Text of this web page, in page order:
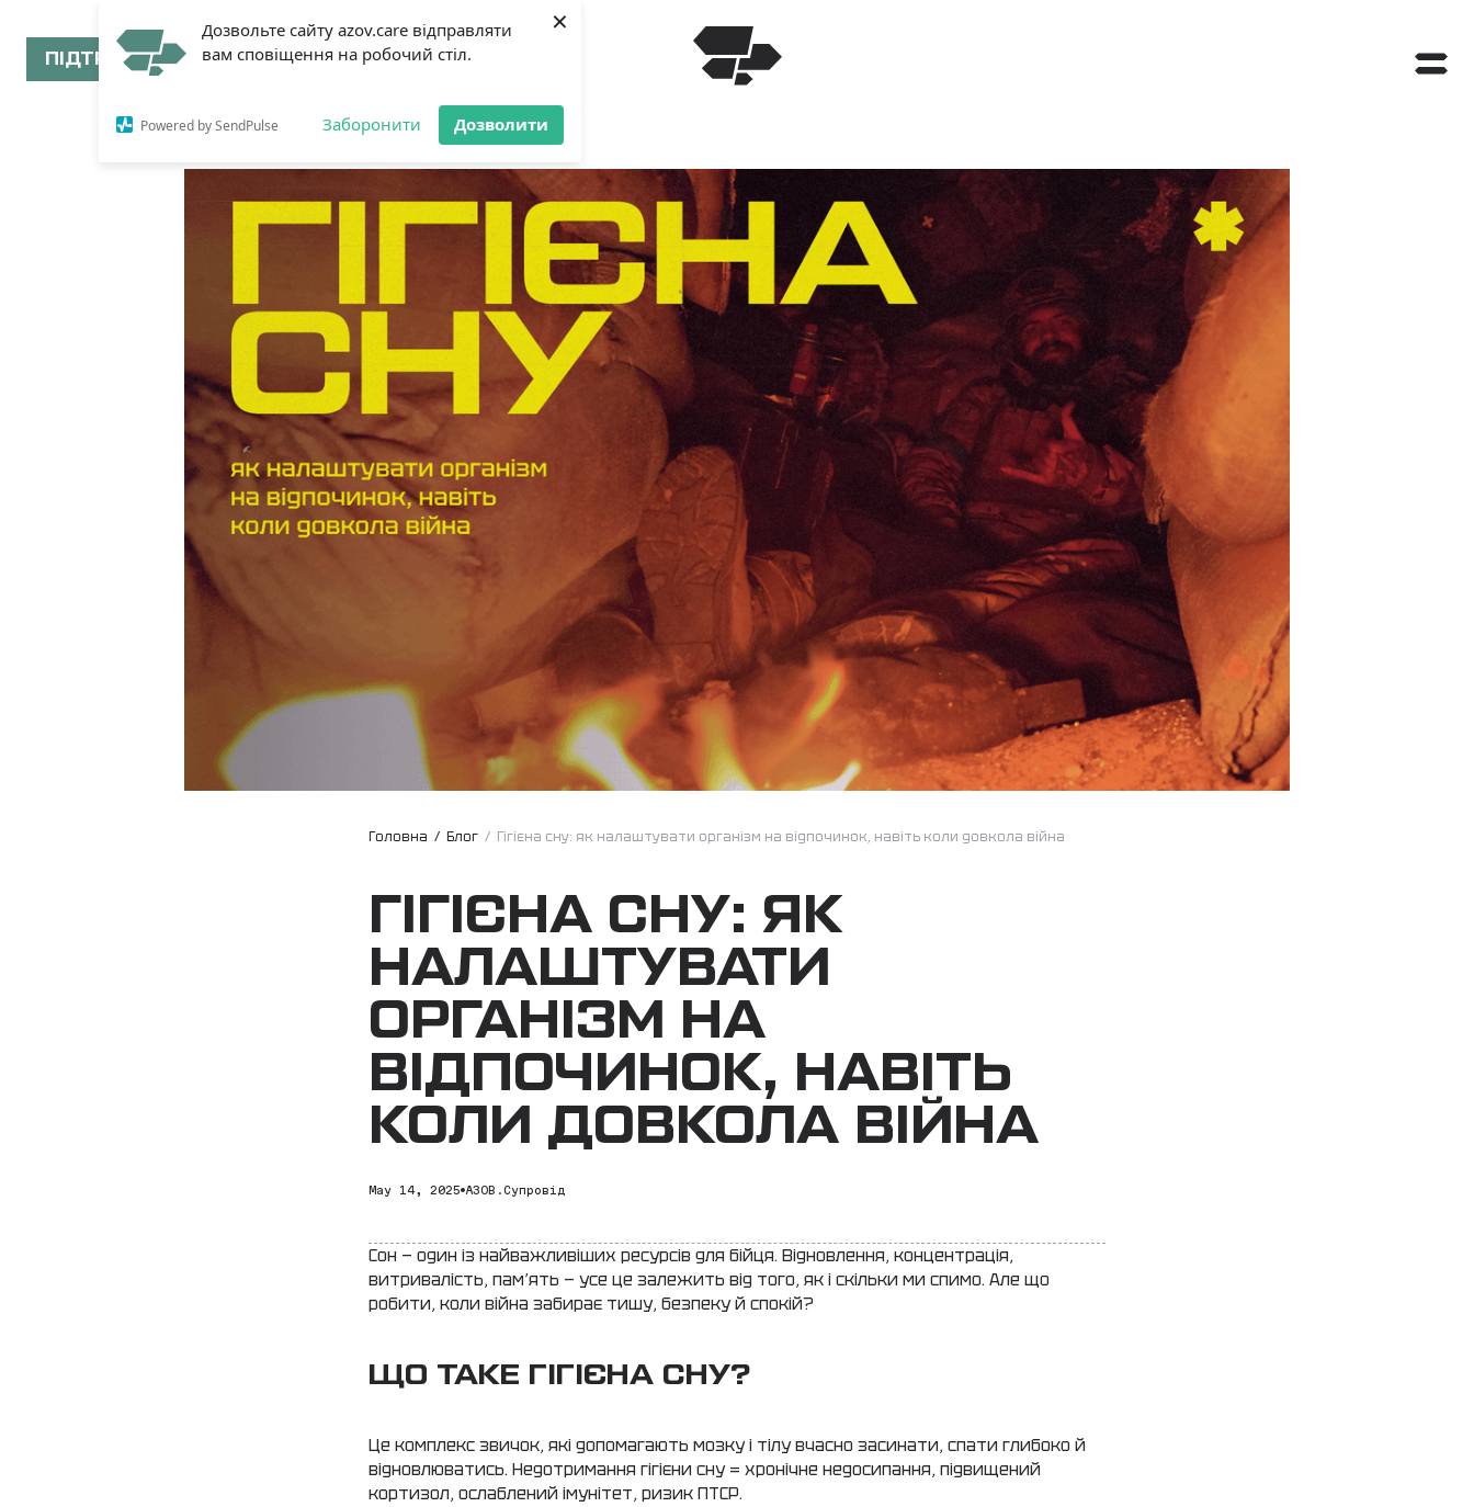
Дозвольте сайту azov.care відправляти
вам сповіщення на робочий стіл.
Powered by SendPulse Заборонити Дозволити
×
ПІДТРИМАТИ
Головна /Блог / Гігієна сну: як налаштувати організм на відпочинок, навіть коли довкола війна
ГІГІЄНА СНУ: ЯК
НАЛАШТУВАТИ
ОРГАНІЗМ НА
ВІДПОЧИНОК, НАВІТЬ
КОЛИ ДОВКОЛА ВІЙНА
May 14, 2025 АЗОВ.Супровід
Сон — один із найважливіших ресурсів для бійця. Відновлення, концентрація,
витривалість, памʼять — усе це залежить від того, як і скільки ми спимо. Але що
робити, коли війна забирає тишу, безпеку й спокій?
ЩО ТАКЕ ГІГІЄНА СНУ?
Це комплекс звичок, які допомагають мозку і тілу вчасно засинати, спати глибоко й
відновлюватись. Недотримання гігієни сну = хронічне недосипання, підвищений
кортизол, ослаблений імунітет, ризик ПТСР.